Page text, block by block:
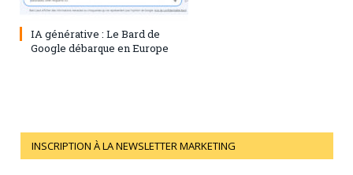
28 juillet 2023 0
IA générative : Le Bard de
Google débarque en Europe
INSCRIPTION À LA NEWSLETTER MARKETING